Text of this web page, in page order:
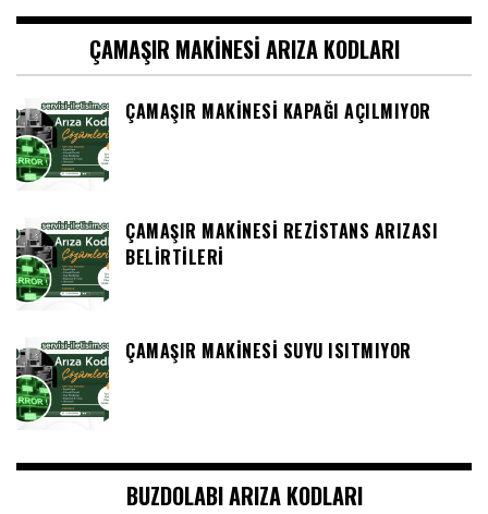
ÇAMAŞIR MAKINESI ARIZA KODLARI
ÇAMAŞIR MAKINESI KAPAĞI AÇILMIYOR
ÇAMAŞIR MAKINESI REZISTANS ARIZASI
BELIRTILERI
ÇAMAŞIR MAKINESI SUYU ISITMIYOR
BUZDOLABI ARIZA KODLARI